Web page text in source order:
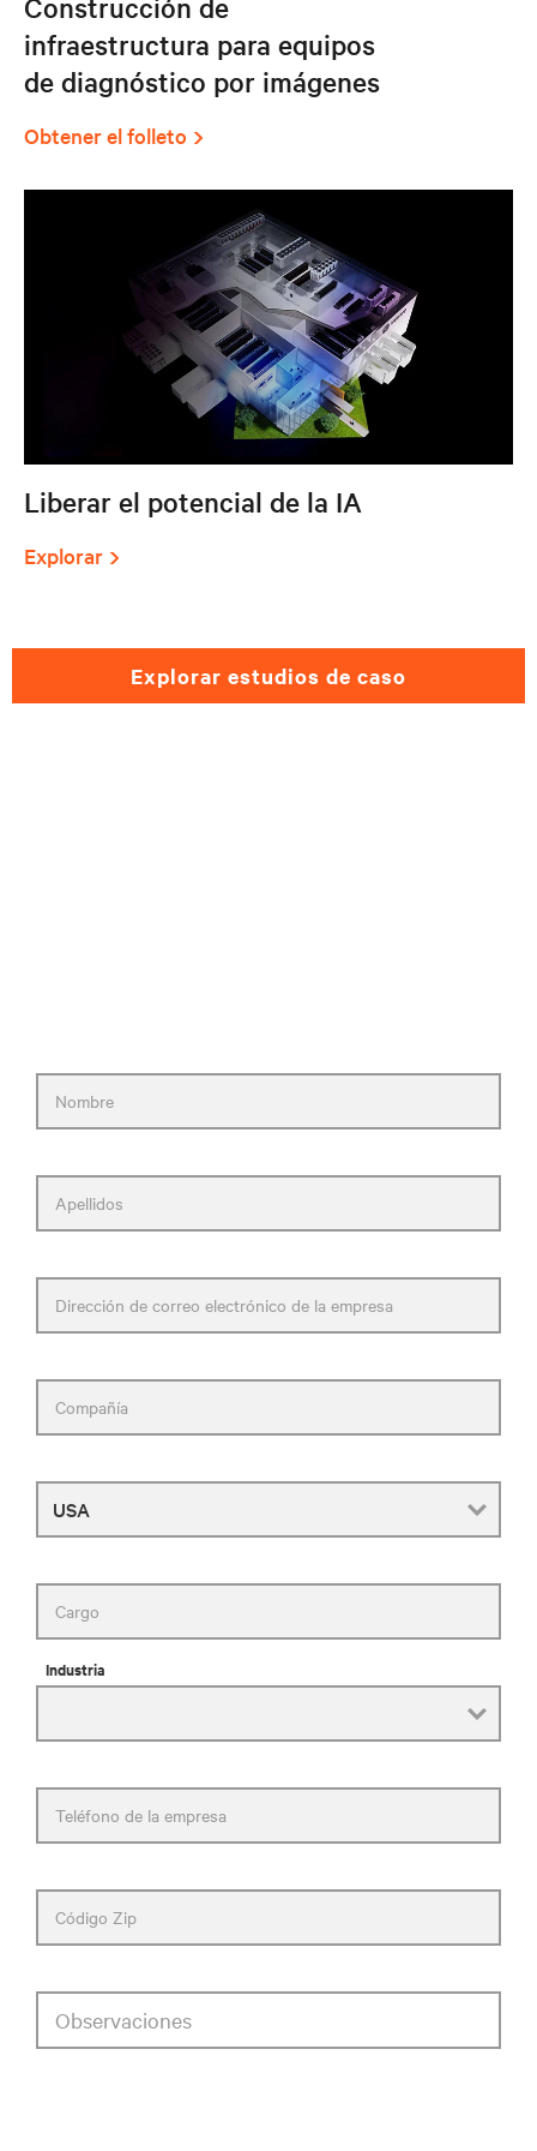
infraestructura para equipos
de diagnóstico por imágenes
Obtener el folleto
Liberar el potencial de la IA
Explorar
explorar estudios de caso
Nombre
Apellidos
Dirección de correo electrónico de la empresa
Compañía
Cargo
Industria
Teléfono de la empresa
Código Zip
Observaciones